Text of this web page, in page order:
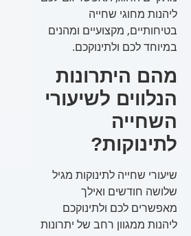
ליהנות מחוגי שחייה
בטיחותיים, מקצועיים ומהנים
במיוחד לכם ולתינוקכם.
מהם היתרונות
הנלווים לשיעורי
השחייה
לתינוקות?
שיעורי שחייה לתינוקות מגיל
שלושה חודשים ואילך
מאפשרים לכם ולתינוקכם
ליהנות ממגוון רחב של יתרונות